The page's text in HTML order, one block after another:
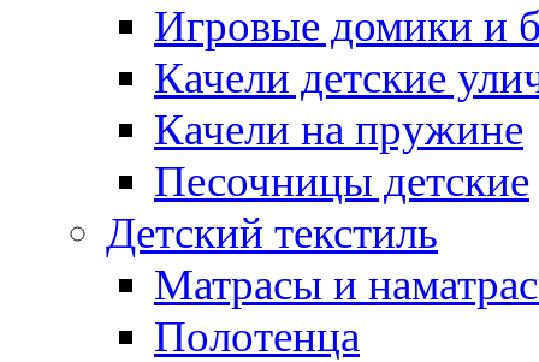
Игровые домики и
Качели детские
Качели на пружине
Песочницы детские
Детский текстиль
Матрасы и
Полотенца